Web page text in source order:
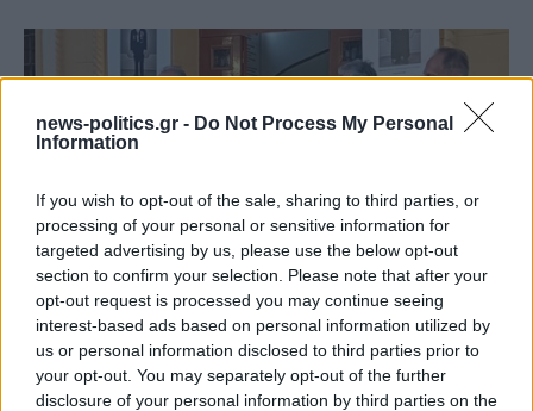
news-politics.gr - Do Not Process My Personal
Information
If you wish to opt-out of the sale, sharing to third parties, or
processing of your personal or sensitive information for
targeted advertising by us, please use the below opt-out
section to confirm your selection. Please note that after your
opt-out request is processed you may continue seeing
interest-based ads based on personal information utilized by
us or personal information disclosed to third parties prior to
your opt-out. You may separately opt-out of the further
disclosure of your personal information by third parties on the
Το Επαρχείο τιμά τον Καλύμνιο Σκεύο Ζερβό: Έκθεση
για τα 60 χρόνια από την εκδημία του επιστήμονα,
πολιτικού και εθνικού αγωνιστή (φωτος κ videos)